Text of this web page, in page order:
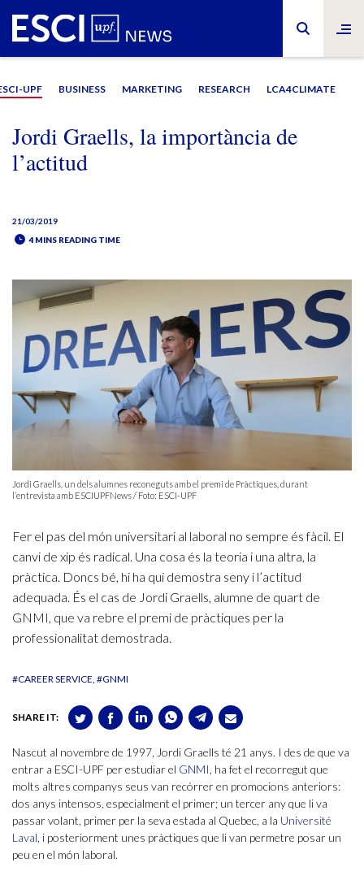
UPF BUSINESS MARKETING RESEARCH LCA4CLIMATE
Jordi Graells, la importància de
l’actitud
21/03/2019
4 MINS READING TIME
Jordi Graells, un dels alumnes reconeguts amb el premi de Pràctiques, durant
l’entrevista amb ESCIUPFNews / Foto: ESCI-UPF
Fer el pas del món universitari al laboral no sempre és fàcil. El
canvi de xip és radical. Una cosa és la teoria i una altra, la
pràctica. Doncs bé, hi ha qui demostra seny i l’actitud
adequada. És el cas de Jordi Graells, alumne de quart de
GNMI, que va rebre el premi de pràctiques per la
professionalitat demostrada.
#CAREER SERVICE #GNMI
SHARE IT:
Nascut al novembre de 1997, Jordi Graells té 21 anys. I des de que va
entrar a ESCI-UPF per estudiar el GNMI, ha fet el recorregut que
molts altres companys seus van recórrer en promocions anteriors:
dos anys intensos, especialment el primer; un tercer any que li va
passar volant, primer per la seva estada al Quebec, a la Université
Laval, i posteriorment unes pràctiques que li van permetre posar un
peu en el món laboral.